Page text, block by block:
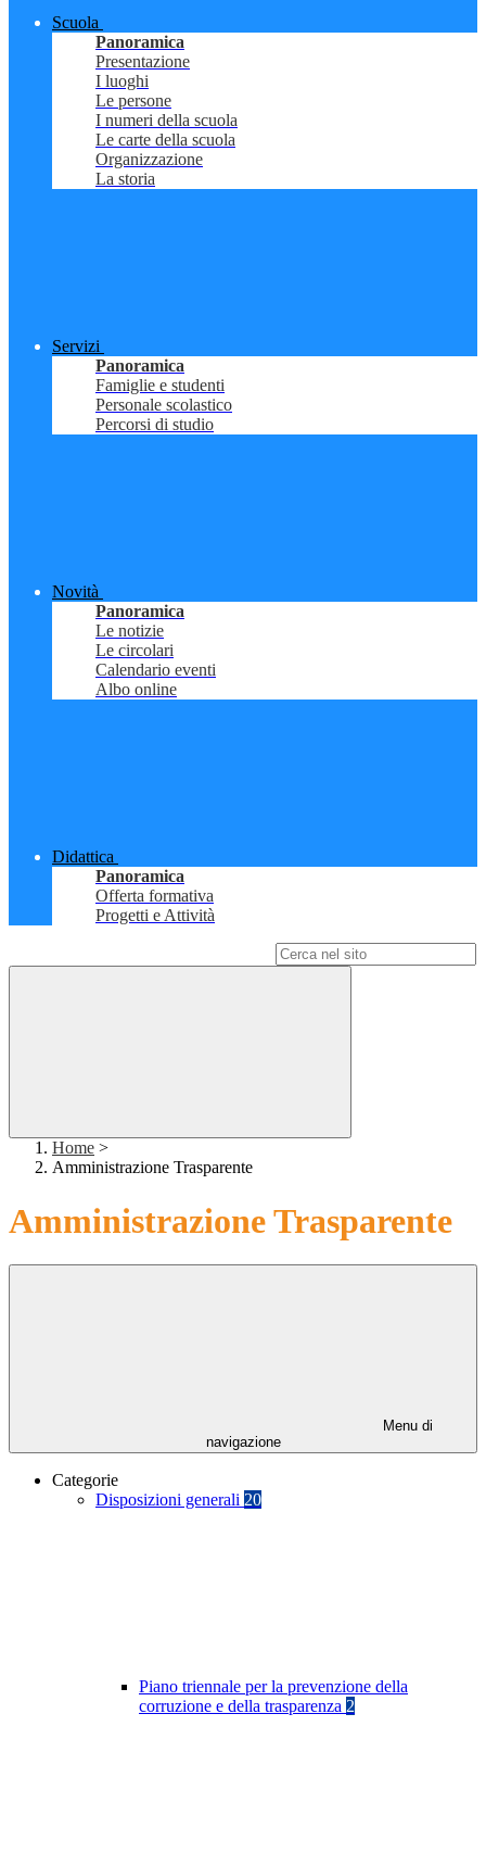
Scuola
Panoramica
Presentazione
I luoghi
Le persone
I numeri della scuola
Le carte della scuola
Organizzazione
La storia
Servizi
Panoramica
Famiglie e studenti
Personale scolastico
Percorsi di studio
Novità
Panoramica
Le notizie
Le circolari
Calendario eventi
Albo online
Didattica
Panoramica
Offerta formativa
Progetti e Attività
Home >
Amministrazione Trasparente
Amministrazione Trasparente
Menu di
navigazione
Categorie
Disposizioni generali 20
Piano triennale per la prevenzione della
corruzione e della trasparenza 2